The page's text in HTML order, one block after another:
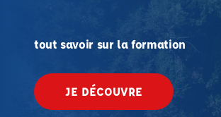
tout savoir sur la formation
JE DÉCOUVRE